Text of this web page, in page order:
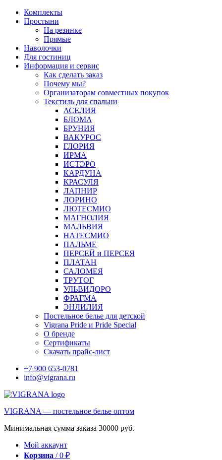
Перейти
содержимому
Комплекты
Простыни
На резинке
Прямые
Наволочки
Для гостиниц
Информация и сервис
Как сделать заказ
Почему мы?
Организаторам совместных покупок
Текстиль для спальни
АСЕЛИЯ
БЛОМА
БРУНИЯ
ВАКУРОС
ГЛОРИЯ
ИРМА
ИСТЭРО
КАРДУНА
КРАСУЛЯ
ЛАПНИР
ЛОРИНО
ЛЮТЕСМИО
МАГНОЛИЯ
МАЛЬВИЯ
НАТЕСМИО
ПАЛЬМЕ
ПЕРСЕЙ и ПЕРСЕЯ
ПЛАТАН
САЛОМЕЯ
ТРУТОГ
УЛЬВИДОРО
ФРАГМА
ЭНЛИЛИЯ
Постельное белье для детской
Vigrana Pride и Pride Special
О бренде
Сертификаты
Скачать прайс-лист
+7 900 653-0781
info@vigrana.ru
VIGRANA — постельное белье оптом
Минимальная сумма заказа 30000 руб.
Мой аккаунт
Корзина /0 ₽